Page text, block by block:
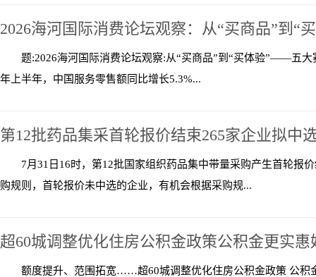
2026海河国际消费论坛观察：从“买商品”到
题:2026海河国际消费论坛观察:从“买商品”到“买体验”——五
年上半年，中国服务零售额同比增长5.3%...
第12批药品集采首轮报价结束265家企业拟中
7月31日16时，第12批国家组织药品集中带量采购产生首轮报
购规则，首轮报价未中选的企业，有机会根据采购规...
超60城调整优化住房公积金政策公积金更实惠
额度提升、范围拓宽……超60城调整优化住房公积金政策 公积